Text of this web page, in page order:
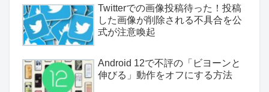
Twitterでの画像投稿待った！投稿
した画像が削除される不具合を公
式が注意喚起
Android 12で不評の「ビヨーンと
伸びる」動作をオフにする方法